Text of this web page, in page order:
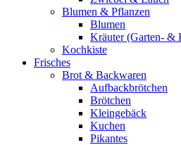
Blumen & Pflanzen
Blumen
Kräuter (Garten- &
Kochkiste
Frisches
Brot & Backwaren
Aufbackbrötchen
Brötchen
Kleingebäck
Kuchen
Pikantes